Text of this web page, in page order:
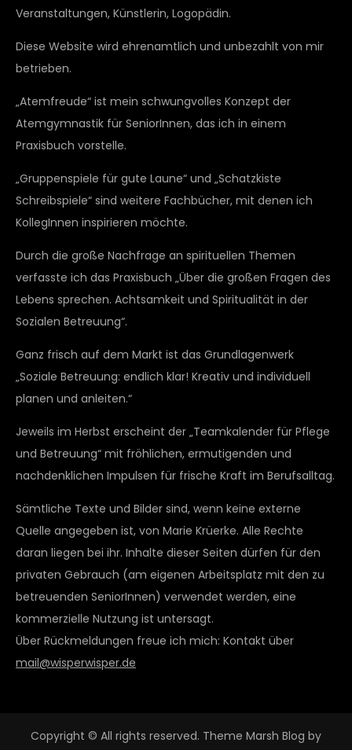
Veranstaltungen, Künstlerin, Logopädin.
Diese Website wird ehrenamtlich und unbezahlt von mir
betrieben.
„Atemfreude“ ist mein schwungvolles Konzept der
Atemgymnastik für SeniorInnen, das ich in einem
Praxisbuch vorstelle.
„Gruppenspiele für gute Laune“ und „Schatzkiste
Schreibspiele“ sind weitere Fachbücher, mit denen ich
KollegInnen inspirieren möchte.
Durch die große Nachfrage an spirituellen Themen
verfasste ich das Praxisbuch „Über die großen Fragen des
Lebens sprechen. Achtsamkeit und Spiritualität in der
Sozialen Betreuung“.
Ganz frisch auf dem Markt ist das Grundlagenwerk
„Soziale Betreuung: endlich klar! Kreativ und individuell
planen und anleiten.“
Jeweils im Herbst erscheint der „Teamkalender für Pflege
und Betreuung“ mit fröhlichen, ermutigenden und
nachdenklichen Impulsen für frische Kraft im Berufsalltag.
Sämtliche Texte und Bilder sind, wenn keine externe
Quelle angegeben ist, von Marie Krüerke. Alle Rechte
daran liegen bei ihr. Inhalte dieser Seiten dürfen für den
privaten Gebrauch (am eigenen Arbeitsplatz mit den zu
betreuenden SeniorInnen) verwendet werden, eine
kommerzielle Nutzung ist untersagt.
Über Rückmeldungen freue ich mich: Kontakt über
mail@wisperwisper.de
Copyright © All rights reserved. Theme Marsh Blog by